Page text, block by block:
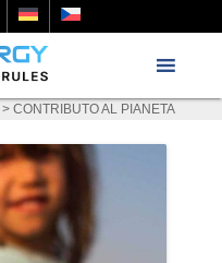
> CONTRIBUTO AL PIANETA